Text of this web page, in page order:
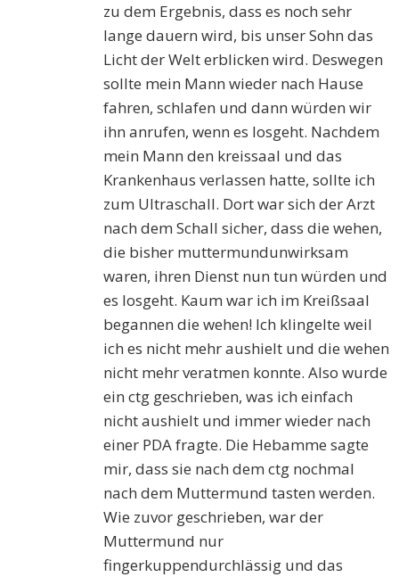
zu dem Ergebnis, dass es noch sehr
lange dauern wird, bis unser Sohn das
Licht der Welt erblicken wird. Deswegen
sollte mein Mann wieder nach Hause
fahren, schlafen und dann würden wir
ihn anrufen, wenn es losgeht. Nachdem
mein Mann den kreissaal und das
Krankenhaus verlassen hatte, sollte ich
zum Ultraschall. Dort war sich der Arzt
nach dem Schall sicher, dass die wehen,
die bisher muttermundunwirksam
waren, ihren Dienst nun tun würden und
es losgeht. Kaum war ich im Kreißsaal
begannen die wehen! Ich klingelte weil
ich es nicht mehr aushielt und die wehen
nicht mehr veratmen konnte. Also wurde
ein ctg geschrieben, was ich einfach
nicht aushielt und immer wieder nach
einer PDA fragte. Die Hebamme sagte
mir, dass sie nach dem ctg nochmal
nach dem Muttermund tasten werden.
Wie zuvor geschrieben, war der
Muttermund nur
fingerkuppendurchlässig und das